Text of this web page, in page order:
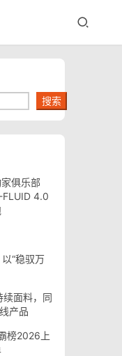
搜索
俱乐部
FLUID 4.0
“稳驭万
续面料，同
产品
榜2026上